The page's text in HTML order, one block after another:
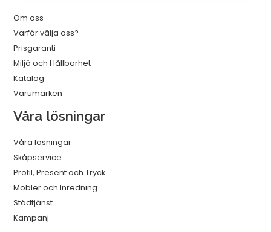
Om oss
Varför välja oss?
Prisgaranti
Miljö och Hållbarhet
Katalog
Varumärken
Våra lösningar
Våra lösningar
Skåpservice
Profil, Present och Tryck
Möbler och Inredning
Städtjänst
Kampanj